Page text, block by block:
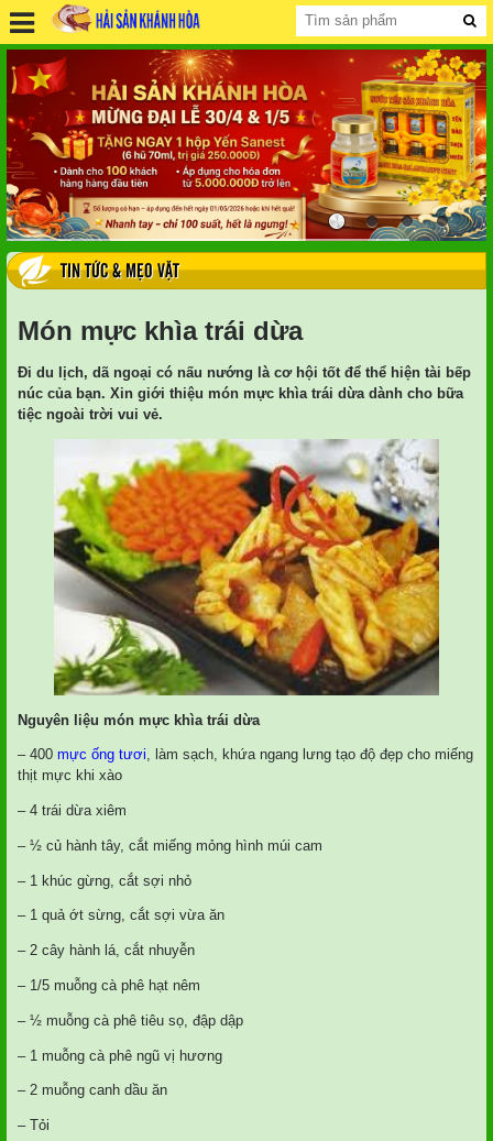
TIN TỨC & MẸO VẶT
Món mực khìa trái dừa
Đi du lịch, dã ngoại có nấu nướng là cơ hội tốt để thể hiện tài bếp
núc của bạn. Xin giới thiệu món mực khìa trái dừa dành cho bữa
tiệc ngoài trời vui vẻ.
Nguyên liệu món mực khìa trái dừa
– 400 mực ống tươi, làm sạch, khứa ngang lưng tạo độ đẹp cho miếng
thịt mực khi xào
– 4 trái dừa xiêm
– ½ củ hành tây, cắt miếng mỏng hình múi cam
– 1 khúc gừng, cắt sợi nhỏ
– 1 quả ớt sừng, cắt sợi vừa ăn
– 2 cây hành lá, cắt nhuyễn
– 1/5 muỗng cà phê hạt nêm
– ½ muỗng cà phê tiêu sọ, đập dập
– 1 muỗng cà phê ngũ vị hương
– 2 muỗng canh dầu ăn
– Tỏi